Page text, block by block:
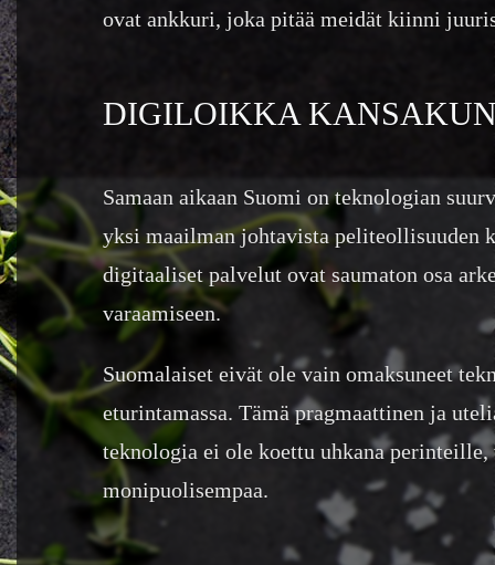
ovat ankkuri, joka pitää meidät kiinni
DIGILOIKKA
Samaan aikaan Suomi on teknologian
yksi maailman johtavista peliteollisuuden
digitaaliset palvelut ovat saumaton osa
varaamiseen.
Suomalaiset eivät ole vain omaksuneet
eturintamassa. Tämä pragmaattinen ja
teknologia ei ole koettu uhkana
monipuolisempaa.